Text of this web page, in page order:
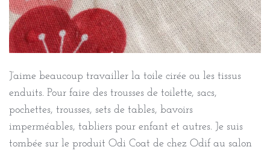
J’aime beaucoup travailler la toile cirée ou les tissus
enduits. Pour faire des trousses de toilette, sacs,
pochettes, trousses, sets de tables, bavoirs
imperméables, tabliers pour enfant et autres. Je suis
tombée sur le produit Odi Coat de chez Odif au salon